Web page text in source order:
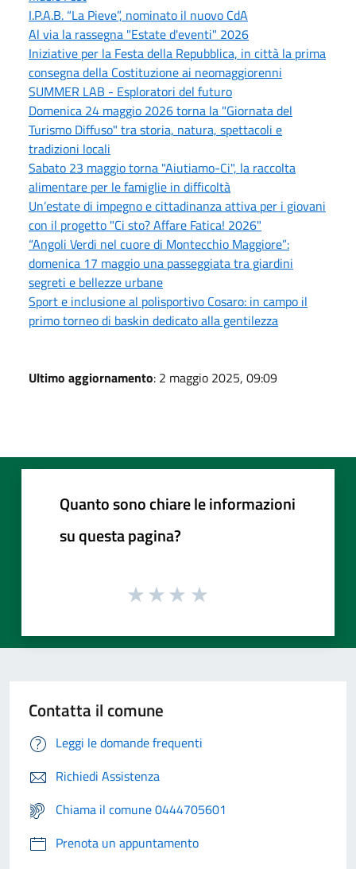
I.P.A.B. “La Pieve”, nominato il nuovo CdA
Al via la rassegna "Estate d'eventi" 2026
Iniziative per la Festa della Repubblica, in città la prima
consegna della Costituzione ai neomaggiorenni
SUMMER LAB - Esploratori del futuro
Domenica 24 maggio 2026 torna la "Giornata del
Turismo Diffuso" tra storia, natura, spettacoli e
tradizioni locali
Sabato 23 maggio torna "Aiutiamo-Ci", la raccolta
alimentare per le famiglie in difficoltà
Un’estate di impegno e cittadinanza attiva per i giovani
con il progetto "Ci sto? Affare Fatica! 2026"
“Angoli Verdi nel cuore di Montecchio Maggiore”:
domenica 17 maggio una passeggiata tra giardini
segreti e bellezze urbane
Sport e inclusione al polisportivo Cosaro: in campo il
primo torneo di baskin dedicato alla gentilezza
Ultimo aggiornamento: 2 maggio 2025, 09:09
Quanto sono chiare le informazioni
su questa pagina?
Contatta il comune
Leggi le domande frequenti
Richiedi Assistenza
Chiama il comune 0444705601
Prenota un appuntamento